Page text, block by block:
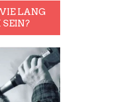
LANG
SEIN?